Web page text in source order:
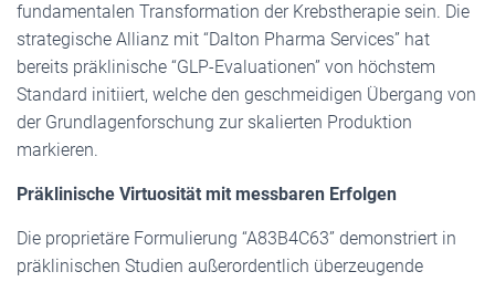
fundamentalen Transformation der Krebstherapie sein. Die
strategische Allianz mit “Dalton Pharma Services” hat
bereits präklinische “GLP-Evaluationen” von höchstem
Standard initiiert, welche den geschmeidigen Übergang von
der Grundlagenforschung zur skalierten Produktion
markieren.
Präklinische Virtuosität mit messbaren Erfolgen
Die proprietäre Formulierung “A83B4C63” demonstriert in
präklinischen Studien außerordentlich überzeugende